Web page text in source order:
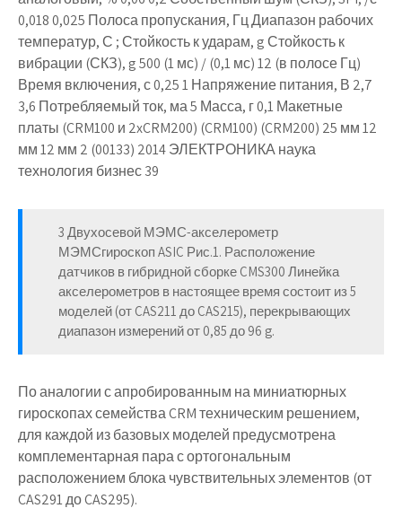
0,018 0,025 Полоса пропускания, Гц Диапазон рабочих
температур, С ; Стойкость к ударам, g Стойкость к
вибрации (СКЗ), g 500 (1 мс) / (0,1 мс) 12 (в полосе Гц)
Время включения, с 0,25 1 Напряжение питания, В 2,7
3,6 Потребляемый ток, ма 5 Масса, г 0,1 Макетные
платы (CRM100 и 2xCRM200) (CRM100) (CRM200) 25 мм 12
мм 12 мм 2 (00133) 2014 ЭЛЕКТРОНИКА наука
технология бизнес 39
3 Двухосевой МЭМС-акселерометр
МЭМСгироскоп ASIC Рис.1. Расположение
датчиков в гибридной сборке CMS300 Линейка
акселерометров в настоящее время состоит из 5
моделей (от CAS211 до CAS215), перекрывающих
диапазон измерений от 0,85 до 96 g.
По аналогии с апробированным на миниатюрных
гироскопах семейства CRM техническим решением,
для каждой из базовых моделей предусмотрена
комплементарная пара с ортогональным
расположением блока чувствительных элементов (от
CAS291 до CAS295).